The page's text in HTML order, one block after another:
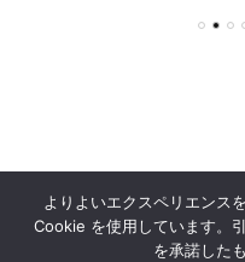
よりよいエクスペリエンス
Cookie を使用しています。
を承諾した